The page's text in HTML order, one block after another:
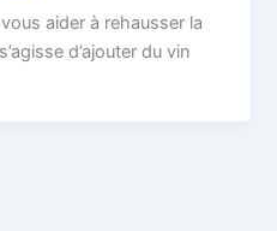
aider à rehausser la
d’ajouter du vin